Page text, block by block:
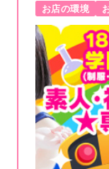
お店の環境